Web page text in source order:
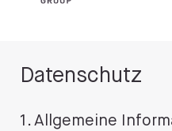
Datenschutz
1. Allgemeine